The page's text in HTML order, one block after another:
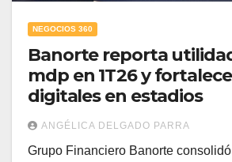
NEGOCIOS 360
Banorte reporta
mdp en 1T26 y
digitales en estadios
ANGÉLICA DELGADO PARRA
Grupo Financiero Banorte